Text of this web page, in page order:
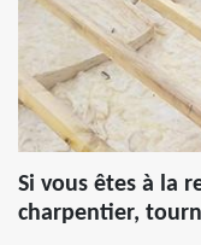
Si vous êtes à la
charpentier,